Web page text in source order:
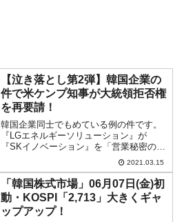
【泣き落とし第2弾】韓国企業の
件で米ケンプ知事が大統領拒否権
を再要請！
韓国企業同士でもめている例の件です。
『LGエネルギーソリューション』が
『SKイノベーション』を「営業秘密の窃
盗」で訴え、アメリカ合衆国『国際貿易
委員会』（略称：ITC）は『LGエネルギ
ーソリューション』の勝ちと判断。『SK
イノベーション』の...
2021.03.15
「韓国株式市場」06月07日(金)初
動・KOSPI「2,713」大きくギャ
ップアップ！